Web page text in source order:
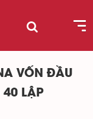
VỐN ĐẦU
40 LẬP